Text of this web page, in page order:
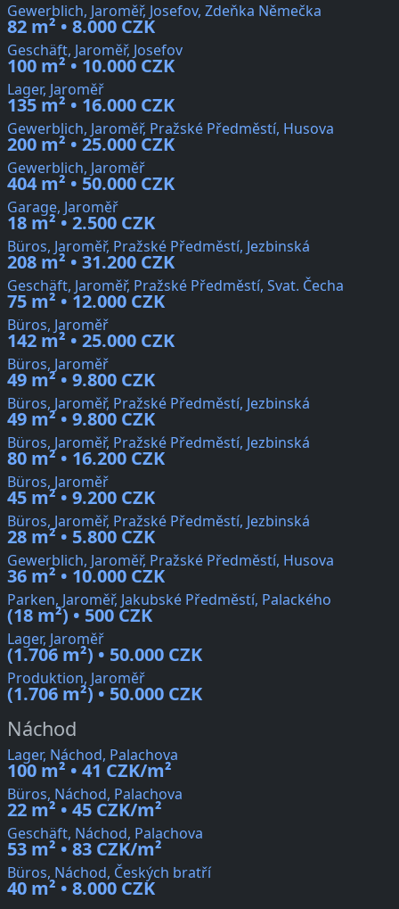
Gewerblich, Jaroměř, Josefov, Zdeňka Němečka
82 m² • 8.000 CZK
Geschäft, Jaroměř, Josefov
100 m² • 10.000 CZK
Lager, Jaroměř
135 m² • 16.000 CZK
Gewerblich, Jaroměř, Pražské Předměstí, Husova
200 m² • 25.000 CZK
Gewerblich, Jaroměř
404 m² • 50.000 CZK
Garage, Jaroměř
18 m² • 2.500 CZK
Büros, Jaroměř, Pražské Předměstí, Jezbinská
208 m² • 31.200 CZK
Geschäft, Jaroměř, Pražské Předměstí, Svat. Čecha
75 m² • 12.000 CZK
Büros, Jaroměř
142 m² • 25.000 CZK
Büros, Jaroměř
49 m² • 9.800 CZK
Büros, Jaroměř, Pražské Předměstí, Jezbinská
49 m² • 9.800 CZK
Büros, Jaroměř, Pražské Předměstí, Jezbinská
80 m² • 16.200 CZK
Büros, Jaroměř
45 m² • 9.200 CZK
Büros, Jaroměř, Pražské Předměstí, Jezbinská
28 m² • 5.800 CZK
Gewerblich, Jaroměř, Pražské Předměstí, Husova
36 m² • 10.000 CZK
Parken, Jaroměř, Jakubské Předměstí, Palackého
(18 m²) • 500 CZK
Lager, Jaroměř
(1.706 m²) • 50.000 CZK
Produktion, Jaroměř
(1.706 m²) • 50.000 CZK
Náchod
Lager, Náchod, Palachova
100 m² • 41 CZK/m²
Büros, Náchod, Palachova
22 m² • 45 CZK/m²
Geschäft, Náchod, Palachova
53 m² • 83 CZK/m²
Büros, Náchod, Českých bratří
40 m² • 8.000 CZK